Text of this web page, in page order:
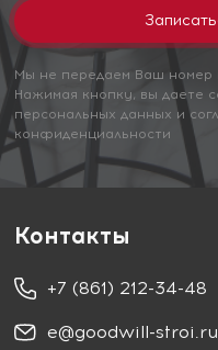
Мы не передаем Ваш номер
Нажимая кнопку, вы даете
персональных данных и
конфиденциальности
Контакты
+7 (861) 212-34-48
e@goodwill-stroi.ru